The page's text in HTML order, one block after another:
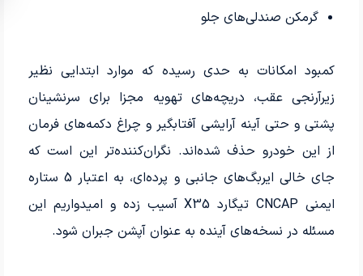
گرمکن صندلی‌های جلو
کمبود امکانات به حدی رسیده که موارد ابتدایی نظیر
زیرآرنجی عقب، دریچه‌های تهویه مجزا برای سرنشینان
پشتی و حتی آینه آرایشی آفتابگیر و چراغ دکمه‌های فرمان
از این خودرو حذف شده‌اند. نگران‌کننده‌تر این است که
جای خالی ایربگ‌های جانبی و پرده‌ای، به اعتبار 5 ستاره
ایمنی CNCAP تیگارد X35 آسیب زده و امیدواریم این
مسئله در نسخه‌های آینده به عنوان آپشن جبران شود.